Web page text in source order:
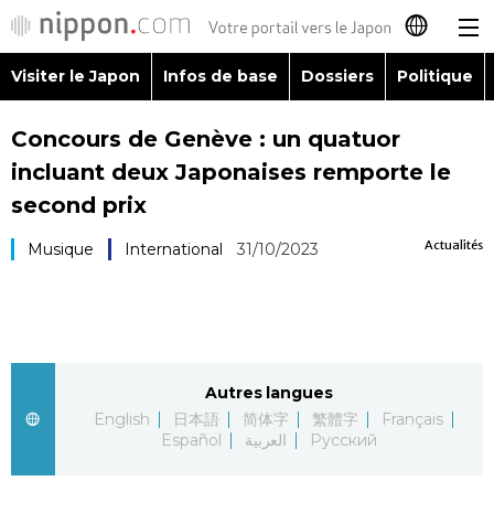
日本語
English
Русский
Visiter le Japon
Visiter le Japon Infos de base Dossiers Politique
Concours de Genève : un quatuor
incluant deux Japonaises remporte le
second prix
Actualités
Musique International 31/10/2023
Autres langues
English
日本語 简体字 繁體字
Français
Español
العربية Русский